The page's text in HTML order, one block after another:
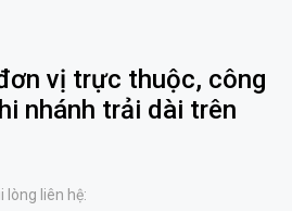
vị trực thuộc, công
nhánh trải dài trên
lòng liên hệ: